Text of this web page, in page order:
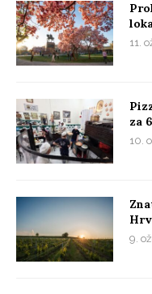
11.
za
10.
9.